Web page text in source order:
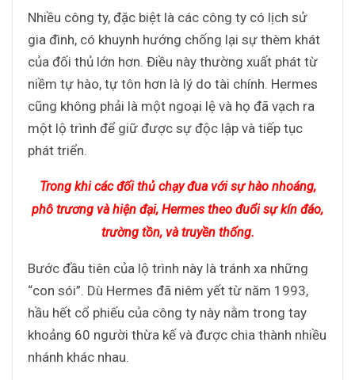
Nhiều công ty, đặc biệt là các công ty có lịch sử
gia đình, có khuynh hướng chống lại sự thèm khát
của đối thủ lớn hơn. Điều này thường xuất phát từ
niềm tự hào, tự tôn hơn là lý do tài chính. Hermes
cũng không phải là một ngoại lệ và họ đã vạch ra
một lộ trình để giữ được sự độc lập và tiếp tục
phát triển.
Trong khi các đối thủ chạy đua với sự hào nhoáng,
phô trương và hiện đại, Hermes theo đuổi sự kín đáo,
trường tồn, và truyền thống.
Bước đầu tiên của lộ trình này là tránh xa những
“con sói”. Dù Hermes đã niêm yết từ năm 1993,
hầu hết cổ phiếu của công ty này nằm trong tay
khoảng 60 người thừa kế và được chia thành nhiều
nhánh khác nhau.